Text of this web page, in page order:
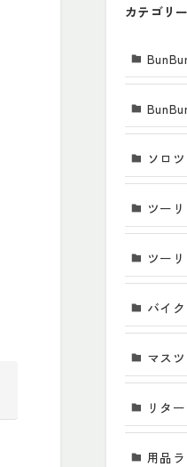
カテゴリー
ソロ
ツー
ツー
バイ
マス
リタ
用品